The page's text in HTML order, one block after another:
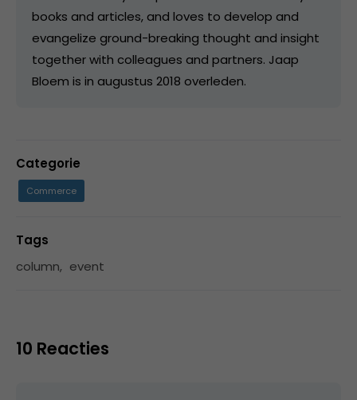
books and articles, and loves to develop and
evangelize ground-breaking thought and insight
together with colleagues and partners. Jaap
Bloem is in augustus 2018 overleden.
Categorie
Commerce
Tags
column, event
10 Reacties